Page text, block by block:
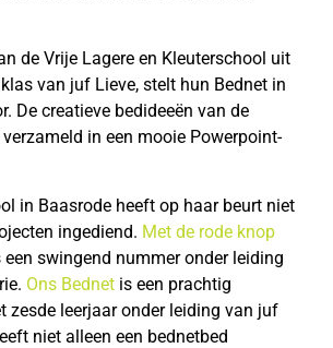
de Vrije Lagere en Kleuterschool uit
van juf Lieve, stelt hun Bednet in
De creatieve bedideeën van de
in een mooie Powerpoint-
in Baasrode heeft op haar beurt niet
ingediend. Met de rode knop
een swingend nummer onder leiding
Ons Bednet is een prachtig
zesde leerjaar onder leiding van juf
niet alleen een bednetbed